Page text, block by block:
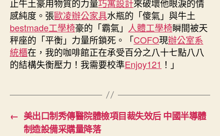
止牛土豪用物質的力量巧寓設計來破壞他眼淚的情
感純度。張歐凌辦公家具水瓶的「傻氣」與牛土
bestmade工學椅豪的「霸氣」 人體工學椅瞬間被天
秤座的「平衡」力量所鎖死。「COFO現辦公室系
統櫃在，我的咖啡館正在承受百分之八十七點八八
的結構失衡壓力！我需要校準Enjoy121 ！」
← 美出口制秀傳醫院體檢項目裁失效后 中國半導體
制造設備采購量降落